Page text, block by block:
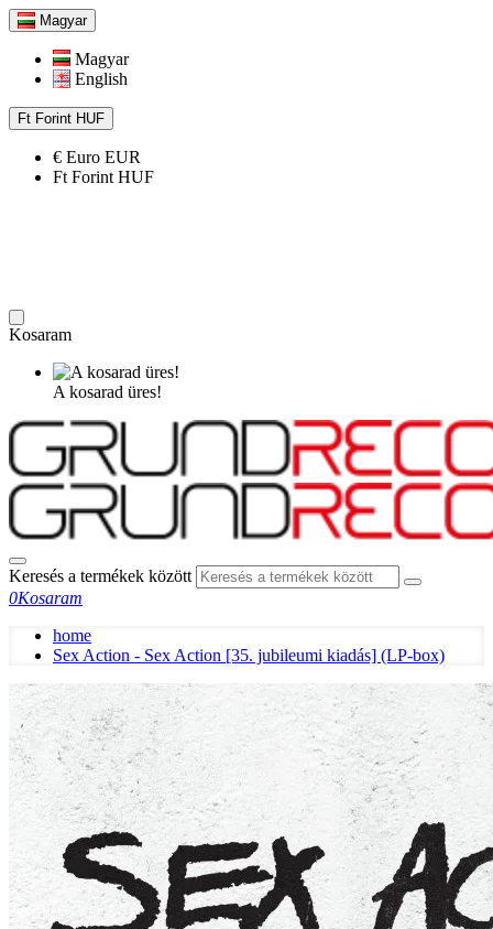
Magyar
Magyar
English
Ft Forint HUF
€ Euro EUR
Ft Forint HUF
Kosaram
A kosarad üres!
Keresés a termékek között
0Kosaram
home
Sex Action - Sex Action [35. jubileumi kiadás] (LP-box)